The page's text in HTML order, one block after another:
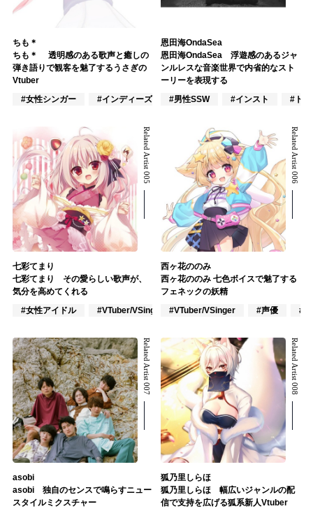
ちも＊
ちも＊ 透明感のある歌声と癒しの
弾き語りで観客を魅了するうさぎの
Vtuber
#女性シンガー
#インディーズ #男性アイドル
恩田海OndaSea
恩田海OndaSea 浮遊感のあるジャ
ンルレスな音楽世界で内省的なスト
ーリーを表現する
#男性SSW
#インスト #ト
Related Artist 005
七彩てまり
七彩てまり その愛らしい歌声が、
気分を高めてくれる
#女性アイドル
#VTuber/VSinger #アニメ/ゲーム
Related Artist 006
西ヶ花ののみ
西ヶ花ののみ 七色ボイスで魅了する
フェネックの妖精
#VTuber/VSinger
#声優 #
Related Artist 007
asobi
asobi 独自のセンスで鳴らすニュー
スタイルミクスチャー
Related Artist 008
狐乃里しらほ
狐乃里しらほ 幅広いジャンルの配
信で支持を広げる狐系新人Vtuber